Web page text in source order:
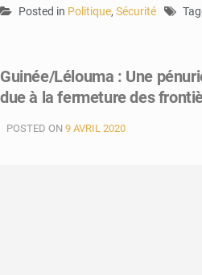
Posted in Politique, Sécurité
Guinée/Lélouma : Une
due à la fermeture des
POSTED ON 9 AVRIL 2020